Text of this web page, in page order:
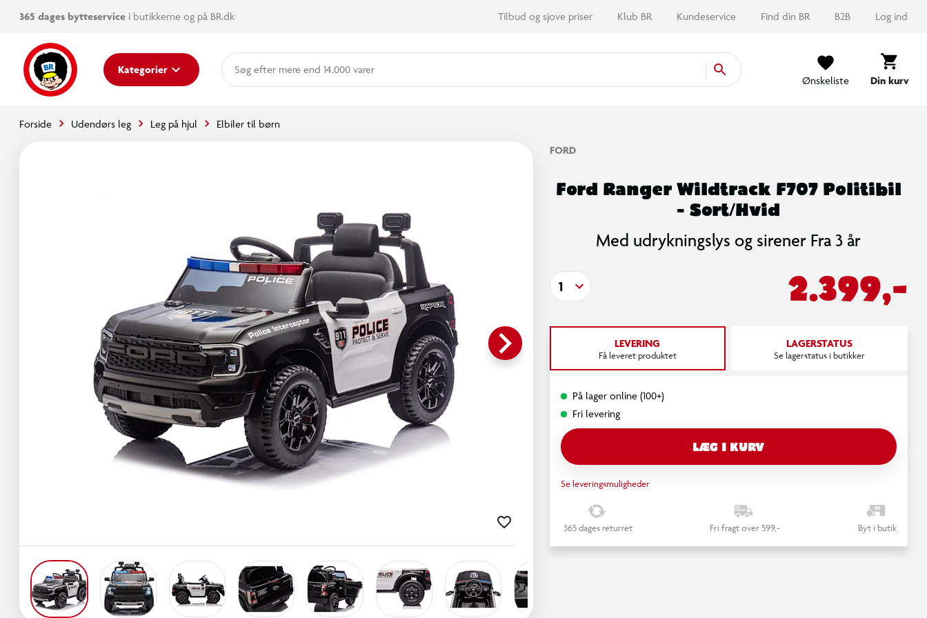
365 dages bytteservice i butikkerne og på BR.dk Tilbud og sjove priser Klub BR Kundeservice Find din BR B2B Log ind
Kategorier
mere end 14.000 varer
Ønskeliste
Din kurv
Forside Udendørs leg Leg på hjul Elbiler til børn
keyboard_arrow_right
FORD
Ford Ranger Wildtrack F707 Politibil
- Sort/Hvid
Med udrykningslys og sirener Fra 3 år
2.399,-
1
LEVERING
Få leveret produktet
LAGERSTATUS
Se lagerstatus i butikker
På lager online (100+)
Fri levering
LÆG I KURV
Se leveringsmuligheder
365 dages returret Fri fragt over 599,- Byt i butik